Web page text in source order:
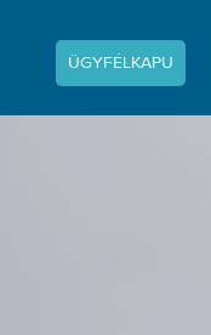
ÜGYFÉLKAPU